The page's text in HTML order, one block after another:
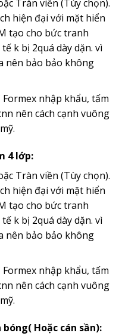
Tràn viền (Tùy chọn).
hiện đại với mặt hiển
tạo cho bức tranh
k bị 2quá dày dặn. vì
nên bảo bảo không
nhập khẩu, tấm
nên cách cạnh vuông
4 lớp:
Tràn viền (Tùy chọn).
hiện đại với mặt hiển
tạo cho bức tranh
k bị 2quá dày dặn. vì
nên bảo bảo không
nhập khẩu, tấm
nên cách cạnh vuông
Hoặc cán sần):